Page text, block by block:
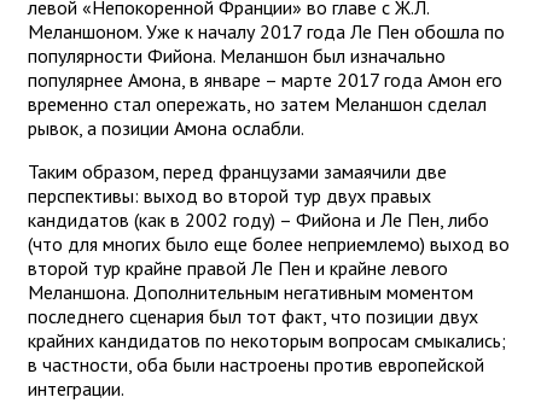
левой «Непокоренной Франции» во главе с Ж.Л.
Меланшоном. Уже к началу 2017 года Ле Пен обошла по
популярности Фийона. Меланшон был изначально
популярнее Амона, в январе – марте 2017 года Амон его
временно стал опережать, но затем Меланшон сделал
рывок, а позиции Амона ослабли.
Таким образом, перед французами замаячили две
перспективы: выход во второй тур двух правых
кандидатов (как в 2002 году) – Фийона и Ле Пен, либо
(что для многих было еще более неприемлемо) выход во
второй тур крайне правой Ле Пен и крайне левого
Меланшона. Дополнительным негативным моментом
последнего сценария был тот факт, что позиции двух
крайних кандидатов по некоторым вопросам смыкались;
в частности, оба были настроены против европейской
интеграции.